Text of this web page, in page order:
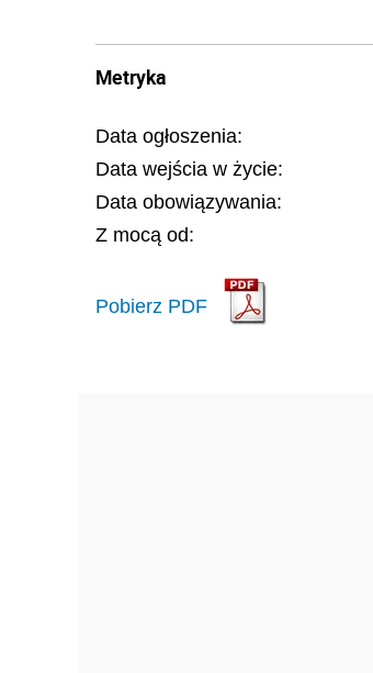
Metryka
Data ogłoszenia:
Data wejścia w życie:
Data obowiązywania:
Z mocą od:
Pobierz PDF